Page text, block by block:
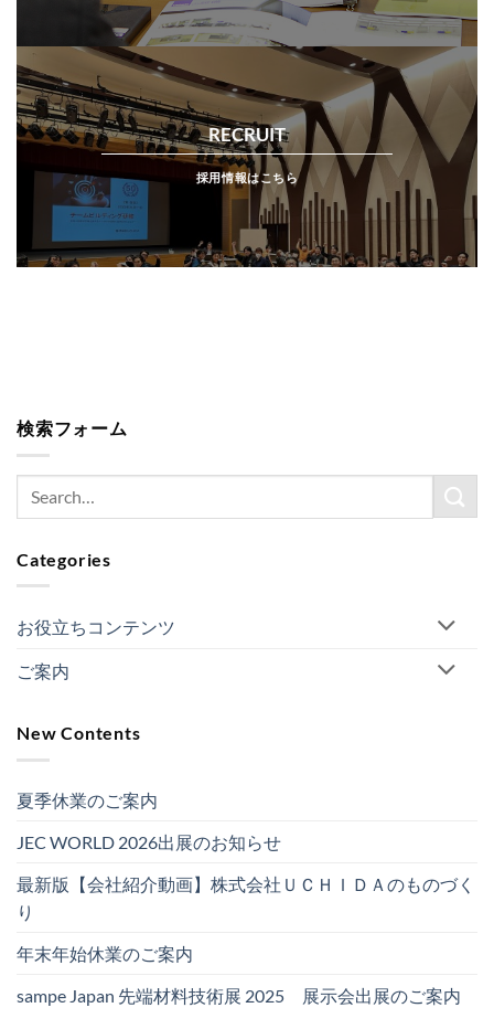
RECRUIT
採用情報はこちら
検索フォーム
Categories
お役立ちコンテンツ
ご案内
New Contents
夏季休業のご案内
JEC WORLD 2026出展のお知らせ
最新版【会社紹介動画】株式会社ＵＣＨＩＤＡのものづく
り
年末年始休業のご案内
sampe Japan 先端材料技術展 2025 展示会出展のご案内